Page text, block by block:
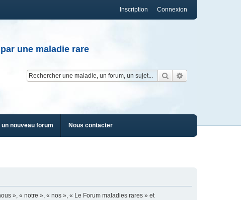
Connexion
Inscription
une maladie rare
Rechercher
un nouveau forum Nous contacter
», « notre », « nos », « Le Forum maladies rares » et